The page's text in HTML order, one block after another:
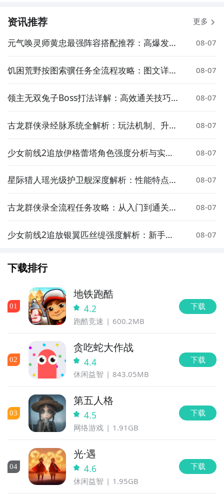
资讯推荐 更多
元气唤灵师黄忠最强阵容搭配推荐：高爆发输
08-07
饥困荒野按图索骥任务全流程攻略：图文详解
08-07
领主无双兔子Boss打法详解：高效通关技巧与
08-07
古龙群侠录经脉系统全解析：玩法机制、升级
08-07
少女前线2追放伊格蕾塔角色强度分析与实战
08-07
星际猎人瑶光级护卫舰深度解析：性能特点、
08-07
古龙群侠录全流程任务攻略：从入门到通关的
08-07
少女前线2追放银翼匹丝缇强度解析：新手枪
08-07
下载排行
01
地铁跑酷
4.2
跑酷竞速 600.2MB
下载
02
贪吃蛇大作战
4.4
休闲益智 843.05MB
下载
03
第五人格
4.5
网络游戏 1.91GB
下载
04
光·遇
4.6
休闲益智 1.95GB
下载